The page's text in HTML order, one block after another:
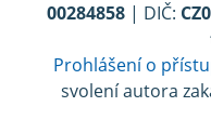
00284858 | DIČ:
Prohlášení o
svolení autora